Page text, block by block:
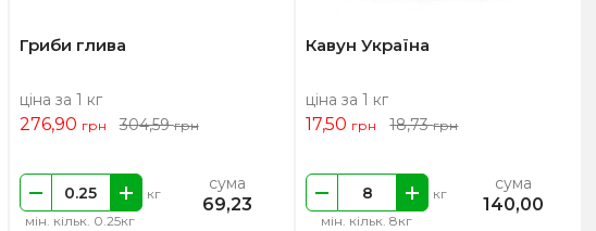
Гриби глива
ціна за 1 кг
276,90 грн 304,59грн
мін. кільк. 0.25кг
кг сума
69,23
Кавун Україна
ціна за 1 кг
17,50 грн 18,73грн
мін. кільк. 8кг
кг сума
140,00